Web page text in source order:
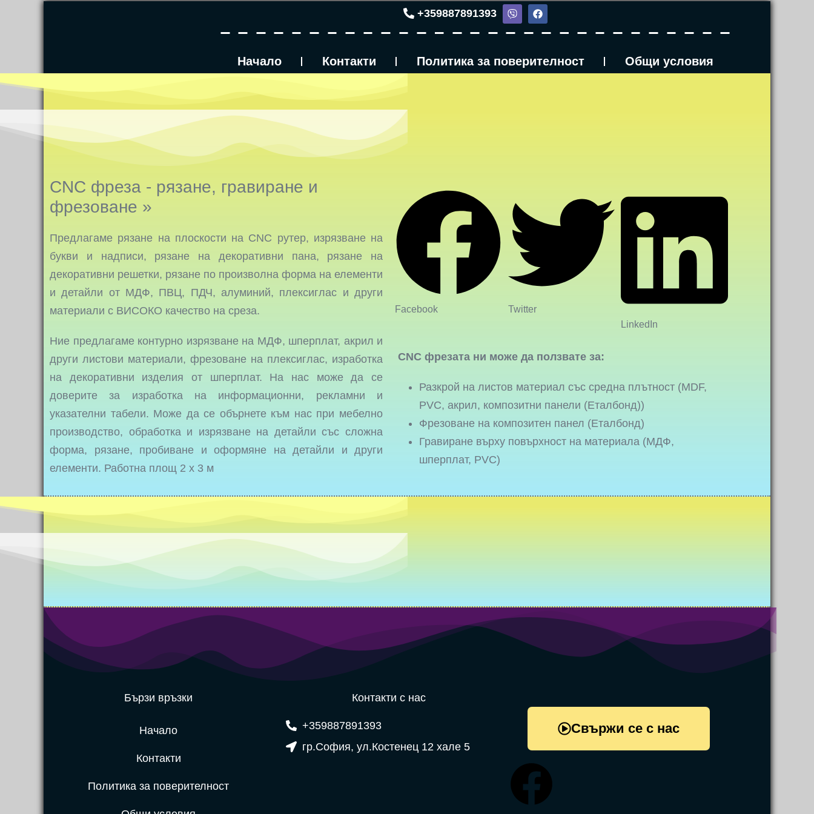
+359887891393
Начало Контакти Политика за поверителност Общи условия
CNC фреза - рязане, гравиране и
фрезоване »
Предлагаме рязане на плоскости на CNC рутер, изрязване на
букви и надписи, рязане на декоративни пана, рязане на
декоративни решетки, рязане по произволна форма на елементи
и детайли от МДФ, ПВЦ, ПДЧ, алуминий, плексиглас и други
материали с ВИСОКО качество на среза.
Ние предлагаме контурно изрязване на МДФ, шперплат, акрил и
други листови материали, фрезоване на плексиглас, изработка
на декоративни изделия от шперплат. На нас може да се
доверите за изработка на информационни, рекламни и
указателни табели. Може да се обърнете към нас при мебелно
производство, обработка и изрязване на детайли със сложна
форма, рязане, пробиване и оформяне на детайли и други
елементи. Работна площ 2 х 3 м
Facebook
Twitter
LinkedIn
CNC фрезата ни може да ползвате за:
Разкрой на листов материал със средна плътност (MDF,
PVC, акрил, композитни панели (Еталбонд))
Фрезоване на композитен панел (Еталбонд)
Гравиране върху повърхност на материала (МДФ,
шперплат, PVC)
Бързи връзки
Начало
Контакти
Политика за поверителност
Контакти с нас
+359887891393
гр.София, ул.Костенец 12 хале 5
Свържи се с нас